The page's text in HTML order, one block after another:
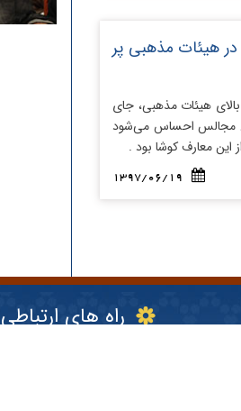
هیئات مذهبی پر
هیئات مذهبی، جای
مجالس احساس می‌شود
این معارف کوشا بود .
1397/06/19
راه های ارتباطی